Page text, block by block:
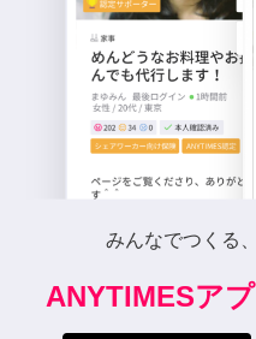
みんなでつくる
ANYTIMESア